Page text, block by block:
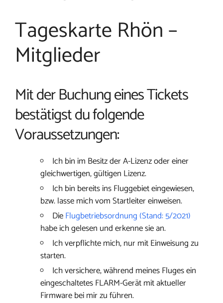
Tageskarte Rhön –
Mitglieder
Mit der Buchung eines Tickets
bestätigst du folgende
Voraussetzungen:
Ich bin im Besitz der A-Lizenz oder einer
gleichwertigen, gültigen Lizenz.
Ich bin bereits ins Fluggebiet eingewiesen,
bzw. lasse mich vom Startleiter einweisen.
DieFlugbetriebsordnung (Stand: 5/2021)
habe ich gelesen und erkenne sie an.
Ich verpflichte mich, nur mit Einweisung zu
starten.
Ich versichere, während meines Fluges ein
eingeschaltetes FLARM-Gerät mit aktueller
Firmware bei mir zu führen.